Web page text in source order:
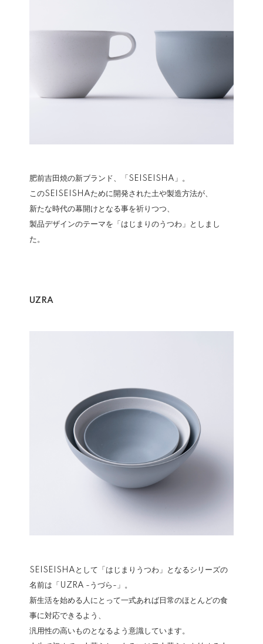
肥前吉田焼の新ブランド、「SEISEISHA」。
このSEISEISHAために開発された土や製造方法が、
新たな時代の幕開けとなる事を祈りつつ、
製品デザインのテーマを「はじまりのうつわ」としまし
た。
UZRA
SEISEISHAとして「はじまりうつわ」となるシリーズの
名前は「UZRA -うづら-」。
新生活を始める人にとって一式あれば日常のほとんどの食
事に対応できるよう、
汎用性の高いものとなるよう意識しています。